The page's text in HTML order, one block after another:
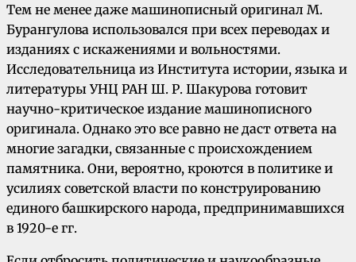
Тем не менее даже машинописный оригинал М.
Бурангулова использовался при всех переводах и
изданиях с искажениями и вольностями.
Исследовательница из Института истории, языка и
литературы УНЦ РАН Ш. Р. Шакурова готовит
научно-критическое издание машинописного
оригинала. Однако это все равно не даст ответа на
многие загадки, связанные с происхождением
памятника. Они, вероятно, кроются в политике и
усилиях советской власти по конструированию
единого башкирского народа, предпринимавшихся
в 1920-е гг.